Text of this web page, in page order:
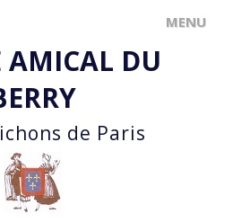
AMICAL DU
de Paris